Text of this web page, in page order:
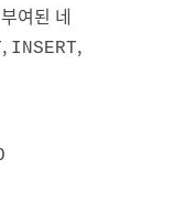
여된 네
, INSERT,